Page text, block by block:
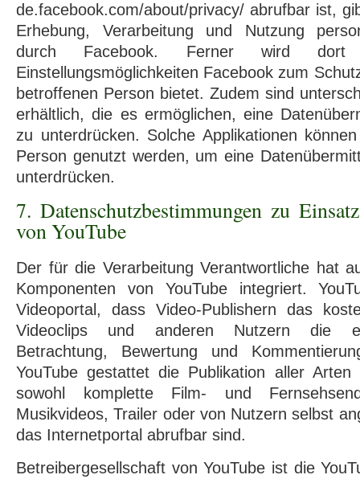
de.facebook.com/about/privacy/ abrufbar ist,
Erhebung, Verarbeitung und Nutzung
durch Facebook. Ferner wird dort
Einstellungsmöglichkeiten Facebook zum
betroffenen Person bietet. Zudem sind
erhältlich, die es ermöglichen, eine
zu unterdrücken. Solche Applikationen
Person genutzt werden, um eine
unterdrücken.
7. Datenschutzbestimmungen zu
von YouTube
Der für die Verarbeitung Verantwortliche hat
Komponenten von YouTube integriert.
Videoportal, dass Video-Publishern das
Videoclips und anderen Nutzern die
Betrachtung, Bewertung und
YouTube gestattet die Publikation aller
sowohl komplette Film- und
Musikvideos, Trailer oder von Nutzern selbst
das Internetportal abrufbar sind.
Betreibergesellschaft von YouTube ist die